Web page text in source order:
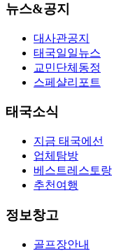
뉴스&공지
대사관공지
태국일일뉴스
교민단체동정
스페샬리포트
태국소식
지금 태국에선
업체탐방
베스트레스토랑
추천여행
정보창고
골프장안내